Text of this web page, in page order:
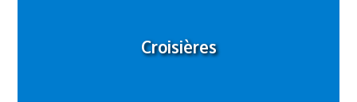
Croisières